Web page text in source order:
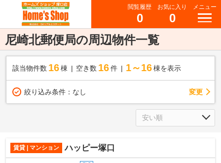
閲覧履歴
0
お気に入り
0
メニュー
尼崎北郵便局の周辺物件一覧
該当物件数 16棟 空き数 16 件 1～16 棟を表示
絞り込み条件： なし 変更
賃貸 | マンション ハッピー塚口